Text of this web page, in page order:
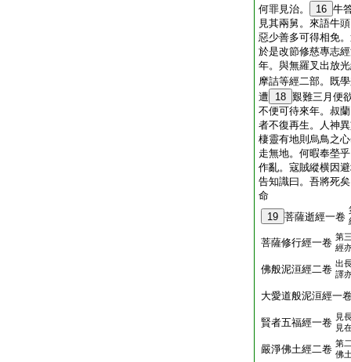
何罪見治。
16 牛
見其兩舅。來語牛
惡少善多可得相免
於是改節修慈專志
年。與無羅叉出放
摩詰等經二部。既
遭
18 艱難三月便
不便可待來年。叔
者不復再生。人神
棲靈有地則烏鳥之
走無地。何暇奉塋
作亂。寇賊縱横因
告知識曰。吾將死
命
19 菩薩逝經一卷
菩薩修行經一卷 第
經
佛般泥洹經二卷 出
譯
大愛道般泥洹經一
賢者五福經一卷 見
見
嚴淨佛土經二卷 第
佛